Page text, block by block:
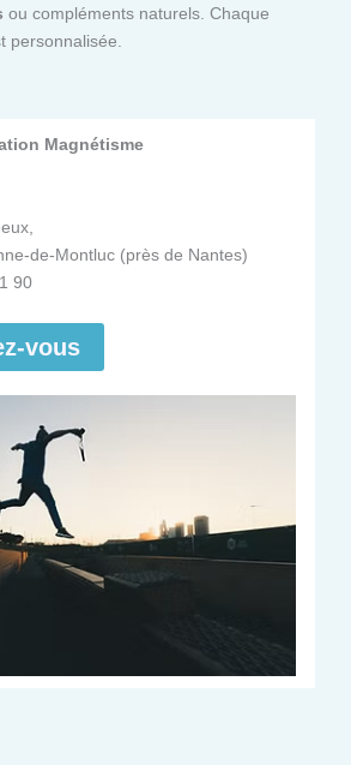
ou compléments naturels. Chaque
personnalisée.
Magnétisme
de-Montluc (près de Nantes)
90
vous